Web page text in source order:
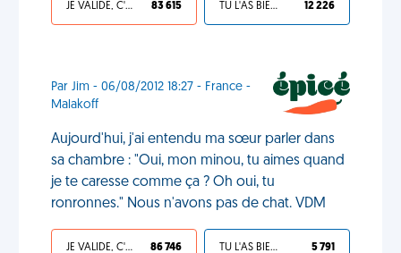
JE VALIDE, C'EST UNE VDM 83 615 TU L'AS BIEN MÉRITÉ 12 226
Par Jim - 06/08/2012 18:27 - France -
Malakoff
Aujourd'hui, j'ai entendu ma sœur parler dans
sa chambre : "Oui, mon minou, tu aimes quand
je te caresse comme ça ? Oh oui, tu
ronronnes." Nous n'avons pas de chat. VDM
JE VALIDE, C'EST UNE VDM 86 746 TU L'AS BIEN MÉRITÉ 5 791